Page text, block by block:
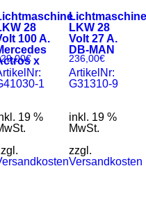
28
100 A.
x
€
1
19 %
LKW 28
Volt 27 A.
DB-MAN
236,00€
ArtikelNr:
G31310-9
inkl. 19 %
MwSt.
zzgl.
Versandkosten